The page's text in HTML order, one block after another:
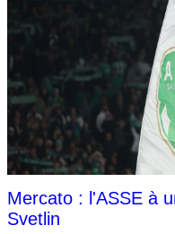
Mercato : l'ASSE à
Svetlin